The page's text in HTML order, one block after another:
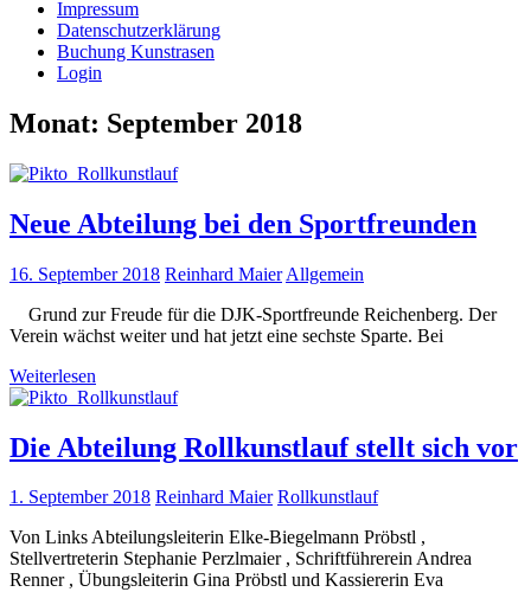
Impressum
Datenschutzerklärung
Buchung Kunstrasen
Login
Monat: September 2018
Neue Abteilung bei den Sportfreunden
16. September 2018 Reinhard Maier Allgemein
Grund zur Freude für die DJK-Sportfreunde Reichenberg. Der
Verein wächst weiter und hat jetzt eine sechste Sparte. Bei
Weiterlesen
Die Abteilung Rollkunstlauf stellt sich vor
1. September 2018 Reinhard Maier Rollkunstlauf
Von Links Abteilungsleiterin Elke-Biegelmann Pröbstl ,
Stellvertreterin Stephanie Perzlmaier , Schriftführerein Andrea
Renner , Übungsleiterin Gina Pröbstl und Kassiererin Eva